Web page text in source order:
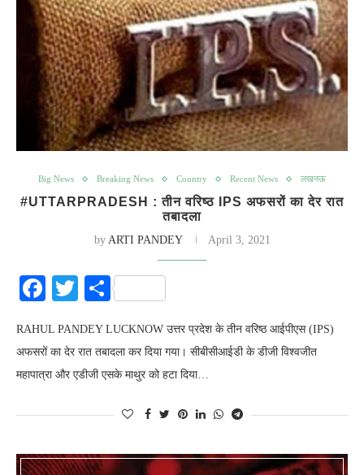
Big News Breaking News Country Recent News लखनऊ
#UTTARPRADESH : तीन वरिष्ठ IPS अफसरों का देर रात
तबादला
by ARTI PANDEY April 3, 2021
Facebook
Twitter
Share
RAHUL PANDEY LUCKNOW उत्तर प्रदेश के तीन वरिष्ठ आईपीएस (IPS)
अफसरों का देर रात तबादला कर दिया गया। सीबीसीआईडी के डीजी विश्वजीत
महापात्रा और एडीजी एसके माथुर को हटा दिया…